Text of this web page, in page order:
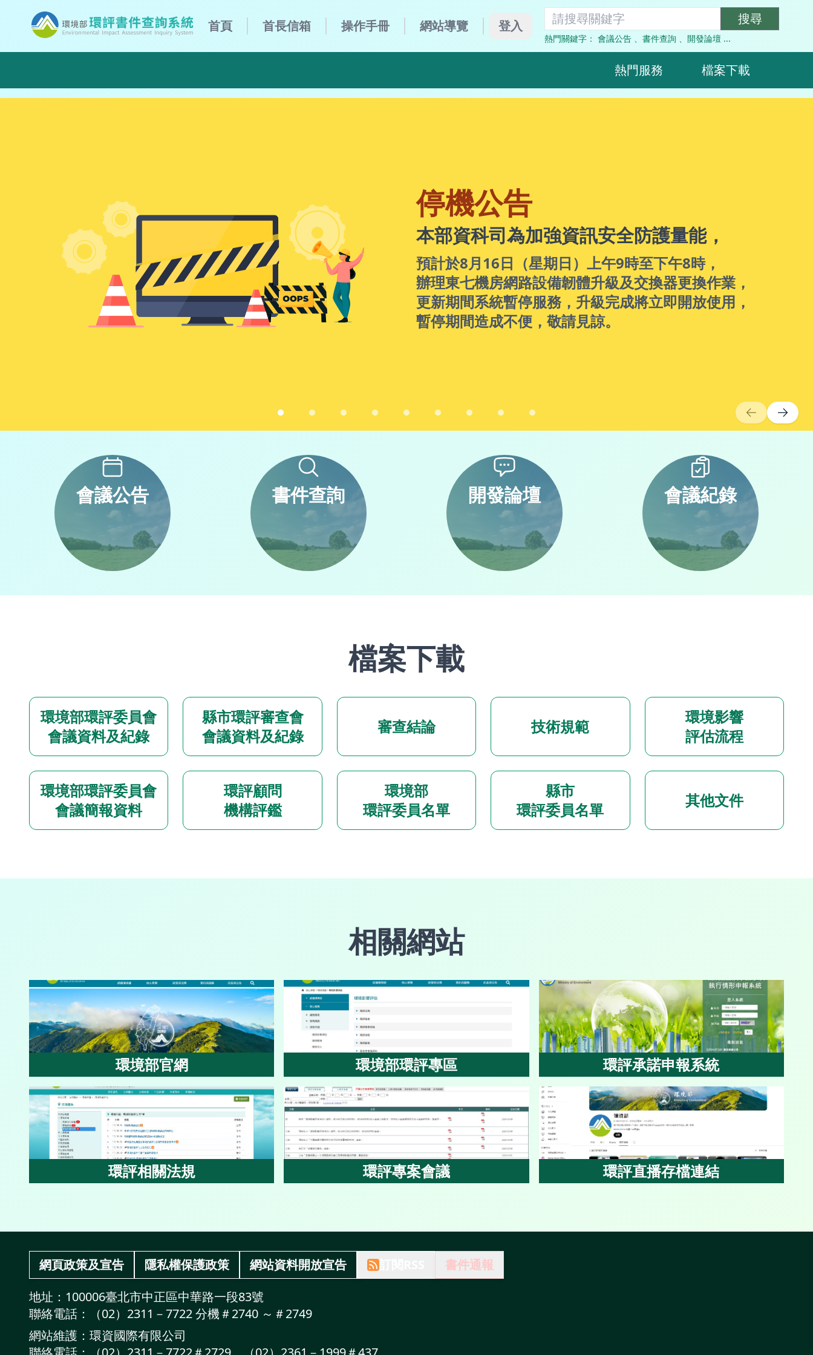
:::
環境部環評書件查詢系統
首頁 首長信箱 操作手冊 網站導覽 登入
搜尋關鍵字 搜尋
熱門關鍵字： 會議公告 、 書件查詢 、 開發論壇 ...
熱門服務 檔案下載
停機公告
本部資科司為加強資訊安全防護量能，
預計於8月16日（星期日）上午9時至下午8時，
辦理東七機房網路設備韌體升級及交換器更換作業，
更新期間系統暫停服務，升級完成將立即開放使用，
暫停期間造成不便，敬請見諒。
會議公告 書件查詢 開發論壇 會議紀錄
檔案下載
環境部環評委員會
會議資料及紀錄
縣市環評審查會
會議資料及紀錄
審查結論 技術規範
環境影響
評估流程
環境部環評委員會
會議簡報資料
環評顧問
機構評鑑
環境部
環評委員名單
縣市
環評委員名單
其他文件
相關網站
環境部官網
環境部官網 環境部環評專區
環境部環評專區 環評承諾申報系統
環評承諾申報系統
環評相關法規
環評相關法規 環評專案會議
環評專案會議 環評直播存檔連結
環評直播存檔連結
:::
網頁政策及宣告 隱私權保護政策 網站資料開放宣告
書件通報
服務地址：
地址： 100006臺北市中正區中華路一段83號
聯絡電話：
聯絡電話：
（02）2311－7722 分機＃2740 ～＃2749
網站維護單位：
網站維護： 環資國際有限公司
維護單位聯絡電話：